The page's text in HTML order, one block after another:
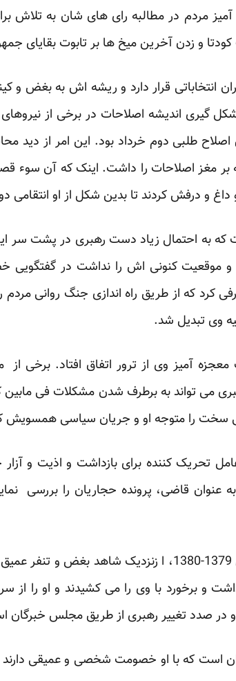
مردم در مطالبه رای های شان به تلاش
کودتا و زدن آخرین میخ ها بر تابوت بقایای
انتخاباتی قرار دارد و ریشه اش به بغض و
گیری اندیشه اصلاحات در برخی از
طلبی دوم خرداد بود. این امر از دید
مغز اصلاحات را داشت. اینک که آن سوء
و درفش کردند تا بدین شکل از او انتقامی
که به احتمال زیاد دست رهبری در پشت سر
موقعیت کنونی اش را نداشت در گفتگویی
کرد که از طریق راه اندازی جنگ روانی مردم
وی تبدیل شد.
آمیز وی از ترور اتفاق افتاد. برخی
می تواند به برطرف شدن مشکلات فی
سخت را متوجه او و جریان سیاسی همسویش
تحریک کننده برای بازداشت و اذیت و
قاضی، پرونده حجاریان را بررسی
نگارنده در دوران بازداشت در زندان 59 سپاه در سال 1379-1380، ا
و برخورد با وی را می کشیدند و او را از
در صدد تغییر رهبری از طریق مجلس خبرگان
است که با او خصومت شخصی و عمیقی دارند